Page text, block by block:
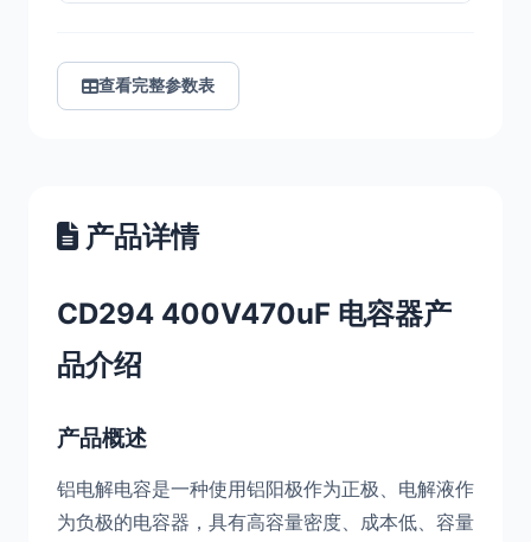
查看完整参数表
产品详情
CD294 400V470uF 电容器产
品介绍
产品概述
铝电解电容是一种使用铝阳极作为正极、电解液作
为负极的电容器，具有高容量密度、成本低、容量